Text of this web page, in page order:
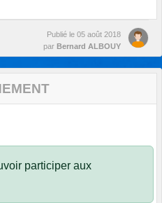
Publié le 05 août 2018
par Bernard ALBOUY
participer aux